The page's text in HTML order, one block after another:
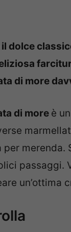
dolce
di more
di more è
merenda.
passaggi.
un’ottima